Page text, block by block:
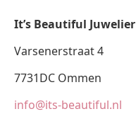
It’s Beautiful Juwelier
Varsenerstraat 4
7731DC Ommen
info@its-beautiful.nl